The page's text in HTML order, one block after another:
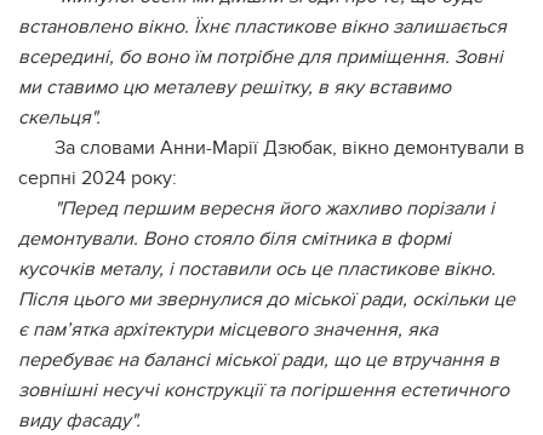
встановлено вікно. Їхнє пластикове вікно залишається
всередині, бо воно їм потрібне для приміщення. Зовні
ми ставимо цю металеву решітку, в яку вставимо
скельця".
За словами Анни-Марії Дзюбак, вікно демонтували в
серпні 2024 року:
"Перед першим вересня його жахливо порізали і
демонтували. Воно стояло біля смітника в формі
кусочків металу, і поставили ось це пластикове вікно.
Після цього ми звернулися до міської ради, оскільки це
є пам’ятка архітектури місцевого значення, яка
перебуває на балансі міської ради, що це втручання в
зовнішні несучі конструкції та погіршення естетичного
виду фасаду".